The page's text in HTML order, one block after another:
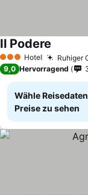
3 SterneHotel Ruhiger
Il Podere
9,0 Hervorragend
Wähle
Preise zu sehen